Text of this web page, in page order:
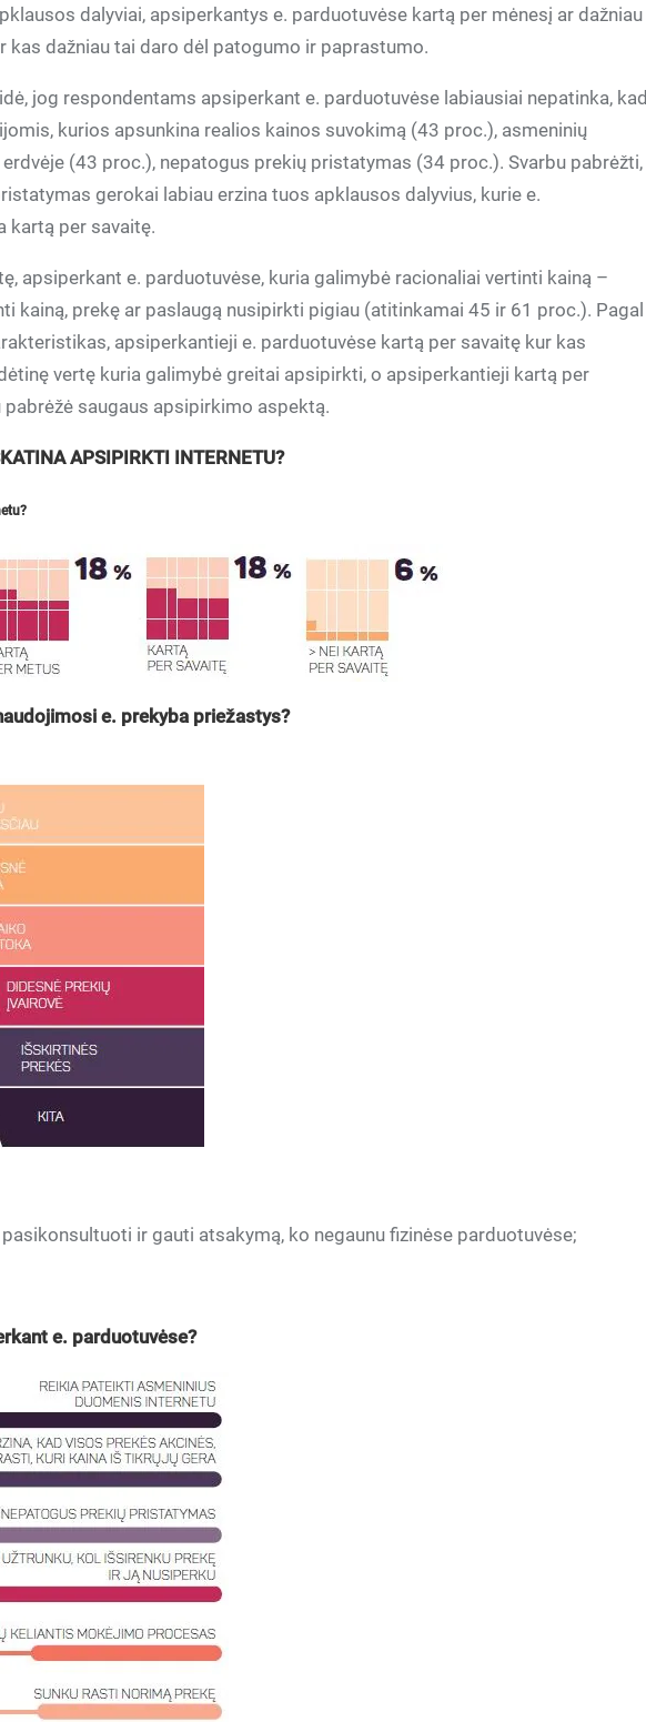
dalyviai, apsiperkantys e. parduotuvėse kartą per mėnesį ar dažniau
kas dažniau tai daro dėl patogumo ir paprastumo.
jog respondentams apsiperkant e. parduotuvėse labiausiai nepatinka, kad
kurios apsunkina realios kainos suvokimą (43 proc.), asmeninių
(43 proc.), nepatogus prekių pristatymas (34 proc.). Svarbu pabrėžti,
gerokai labiau erzina tuos apklausos dalyvius, kurie e.
kartą per savaitę.
apsiperkant e. parduotuvėse, kuria galimybė racionaliai vertinti kainą –
kainą, prekę ar paslaugą nusipirkti pigiau (atitinkamai 45 ir 61 proc.). Pagal
apsiperkantieji e. parduotuvėse kartą per savaitę kur kas
vertę kuria galimybė greitai apsipirkti, o apsiperkantieji kartą per
saugaus apsipirkimo aspektą.
APSIPIRKTI INTERNETU?
e. prekyba priežastys?
ir gauti atsakymą, ko negaunu fizinėse parduotuvėse;
e. parduotuvėse?